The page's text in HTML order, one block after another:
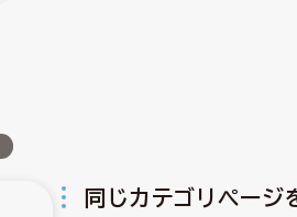
同じカテゴリページ